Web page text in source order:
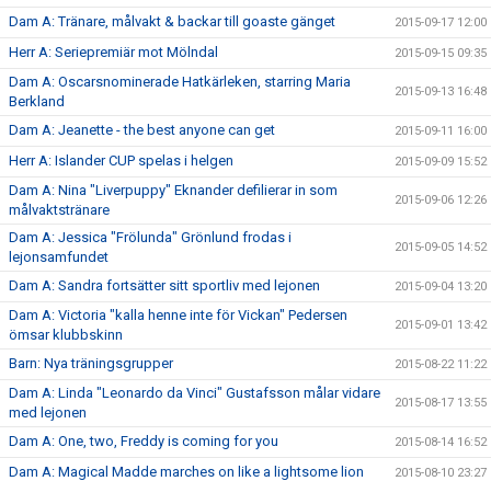
Dam A: Tränare, målvakt & backar till goaste gänget 2015-09-17 12:00
Herr A: Seriepremiär mot Mölndal 2015-09-15 09:35
Dam A: Oscarsnominerade Hatkärleken, starring Maria
Berkland
2015-09-13 16:48
Dam A: Jeanette - the best anyone can get 2015-09-11 16:00
Herr A: Islander CUP spelas i helgen 2015-09-09 15:52
Dam A: Nina "Liverpuppy" Eknander defilierar in som
målvaktstränare
2015-09-06 12:26
Dam A: Jessica "Frölunda" Grönlund frodas i
lejonsamfundet
2015-09-05 14:52
Dam A: Sandra fortsätter sitt sportliv med lejonen 2015-09-04 13:20
Dam A: Victoria "kalla henne inte för Vickan" Pedersen
ömsar klubbskinn
2015-09-01 13:42
Barn: Nya träningsgrupper 2015-08-22 11:22
Dam A: Linda "Leonardo da Vinci" Gustafsson målar vidare
med lejonen
2015-08-17 13:55
Dam A: One, two, Freddy is coming for you 2015-08-14 16:52
Dam A: Magical Madde marches on like a lightsome lion 2015-08-10 23:27